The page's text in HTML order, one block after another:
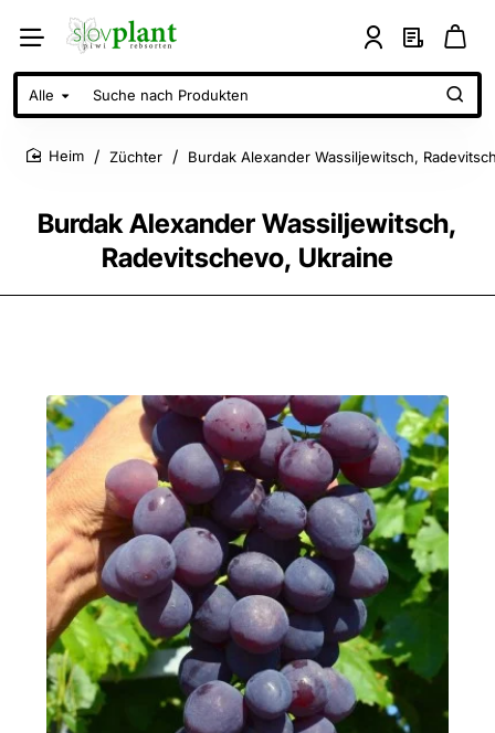
Alle
Suche
nach
Produkten
Burdak Alexander Wassiljewitsch,
Radevitschevo, Ukraine
Züchter Burdak Alexander Wassiljewitsch,